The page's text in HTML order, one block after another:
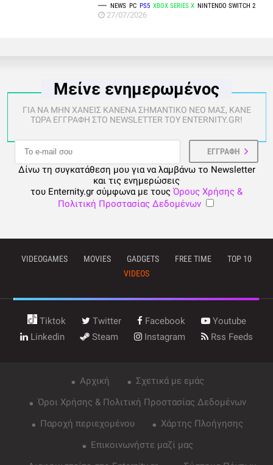
NEWS PC PS5 XBOX SERIES X NINTENDO SWITCH 2
27/07/2026
Μείνε ενημερωμένος
ΓΙΑ ΝΑ ΜΗΝ ΧΑΝΕΙΣ ΚΑΝΕΝΑ ΣΗΜΑΝΤΙΚΟ ΝΕΟ ΜΑΣ, ΚΑΝΕ
ΤΩΡΑ ΕΓΓΡΑΦΗ ΣΤΟ NEWSLETTER ΤΟΥ ENTERNITY.GR!
Δίνω τη συγκατάθεση μου για να λαμβάνω το Newsletter
και τις ενημερώσεις
του Enternity.gr σύμφωνα με τους Όρους Χρήσης &
Πολιτική Προστασίας Δεδομένων
VIDEOGAMES MOVIES GADGETS FREE TIME
TOP 10
VIDEOS
Tiktok Twitter Facebook
Youtube
Linkedin
Steam Instagram Rss Feeds
Αρχική
Σχετικά με εμάς
Όροι Χρήσης & Πολιτική Προστασίας Δεδομένων
Παροχή περιεχομένου
Χάρτης Πλοήγησης
Επικοινωνήστε μαζί μας